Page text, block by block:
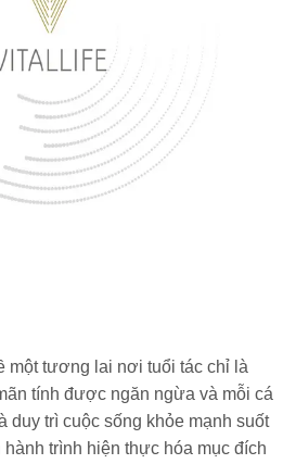
một tương lai nơi tuổi tác chỉ là
tính được ngăn ngừa và mỗi cá
duy trì cuộc sống khỏe mạnh suốt
trình hiện thực hóa mục đích